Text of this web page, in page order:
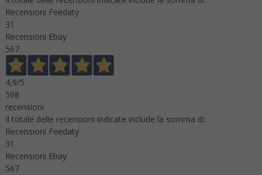
Recensioni Feedaty
31
Recensioni Ebay
567
4,9/5
598
recensioni
Il totale delle recensioni indicate include la somma di:
Recensioni Feedaty
31
Recensioni Ebay
567